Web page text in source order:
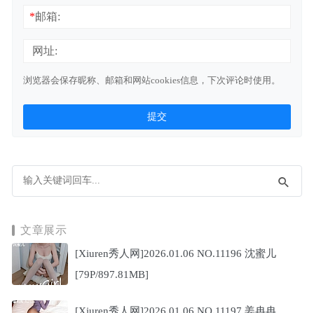
*邮箱:
网址:
浏览器会保存昵称、邮箱和网站cookies信息，下次评论时使用。
文章展示
[Xiuren秀人网]2026.01.06 NO.11196 沈蜜儿
[79P/897.81MB]